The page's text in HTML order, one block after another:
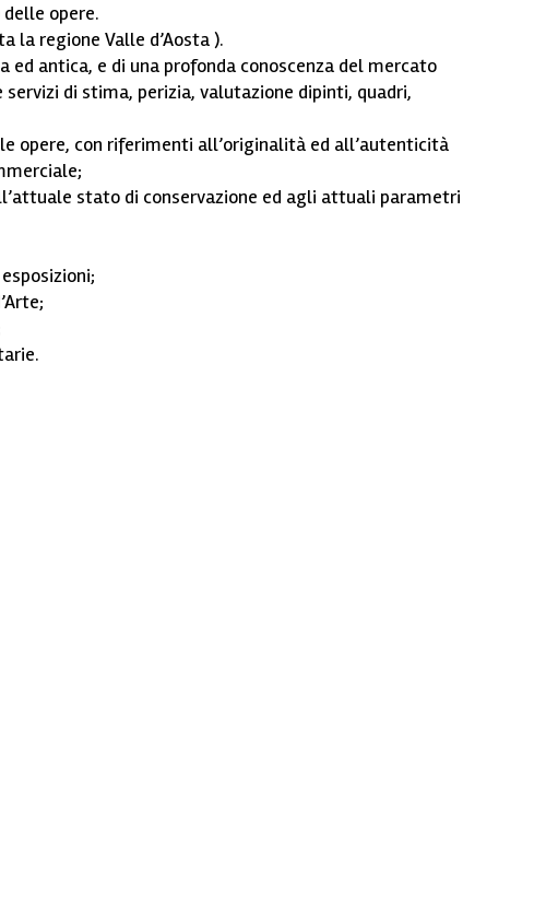
delle opere.
la regione Valle d’Aosta ).
ed antica, e di una profonda conoscenza del mercato
servizi di stima, perizia, valutazione dipinti, quadri,
opere, con riferimenti all’originalità ed all’autenticità
stato di conservazione ed agli attuali parametri